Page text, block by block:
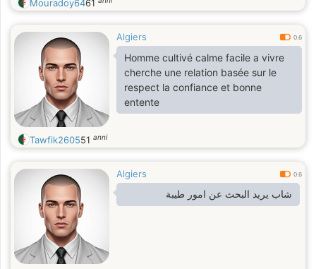
Mouradoy6461
Algiers 0.6
Homme cultivé calme facile a vivre
cherche une relation basée sur le
respect la confiance et bonne
entente
Tawfik260551 anni
Algiers 0.6
شاب يريد البحث عن امور طيبة